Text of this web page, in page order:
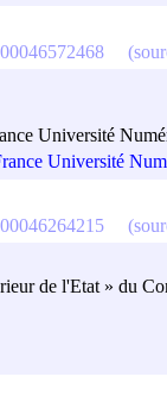
Université
Université
de l'Etat » du